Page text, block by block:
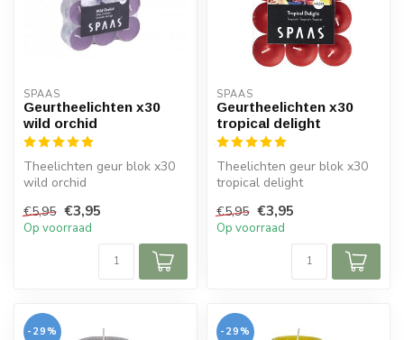
SPAAS
Geurtheelichten x30
wild orchid
Theelichten geur blok x30
wild orchid
€5,95 €3,95
Op voorraad
SPAAS
Geurtheelichten x30
tropical delight
Theelichten geur blok x30
tropical delight
€5,95 €3,95
Op voorraad
-29% -29%